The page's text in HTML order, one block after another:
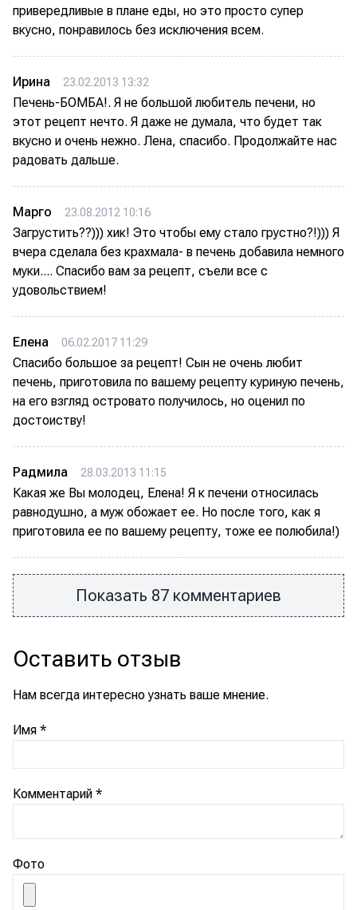
привередливые в плане еды, но это просто супер
вкусно, понравилось без исключения всем.
Ирина 23.02.2013 13:32
Печень-БОМБА!. Я не большой любитель печени, но
этот рецепт нечто. Я даже не думала, что будет так
вкусно и очень нежно. Лена, спасибо. Продолжайте нас
радовать дальше.
Марго 23.08.2012 10:16
Загрустить??))) хик! Это чтобы ему стало грустно?!))) Я
вчера сделала без крахмала- в печень добавила немного
муки.... Спасибо вам за рецепт, съели все с
удовольствием!
Елена 06.02.2017 11:29
Спасибо большое за рецепт! Сын не очень любит
печень, приготовила по вашему рецепту куриную печень,
на его взгляд островато получилось, но оценил по
достоиству!
Радмила 28.03.2013 11:15
Какая же Вы молодец, Елена! Я к печени относилась
равнодушно, а муж обожает ее. Но после того, как я
приготовила ее по вашему рецепту, тоже ее полюбила!)
Показать 87 комментариев
Оставить отзыв
Нам всегда интересно узнать ваше мнение.
Имя *
Комментарий *
Фото